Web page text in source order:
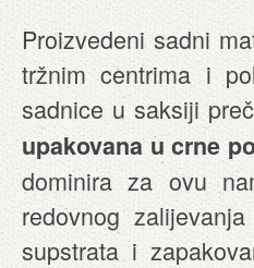
Proizvedeni sadni
tržnim centrima i
sadnice u saksiji
upakovana u crne
dominira za ovu
redovnog
supstrata i